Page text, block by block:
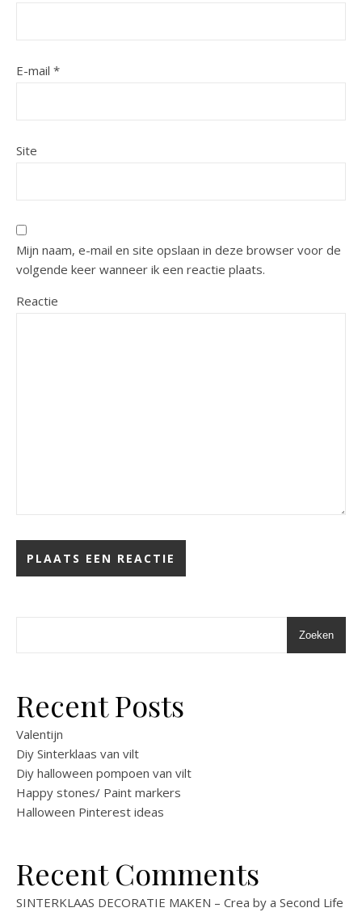
E-mail *
Site
Mijn naam, e-mail en site opslaan in deze browser voor de
volgende keer wanneer ik een reactie plaats.
Reactie
Zoeken
Recent Posts
Valentijn
Diy Sinterklaas van vilt
Diy halloween pompoen van vilt
Happy stones/ Paint markers
Halloween Pinterest ideas
Recent Comments
SINTERKLAAS DECORATIE MAKEN – Crea by a Second Life